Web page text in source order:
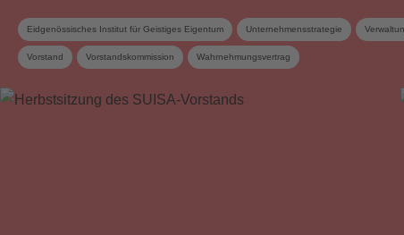
Eidgenössisches Institut für Geistiges Eigentum Unternehmensstrategie
Vorstand Vorstandskommission Wahrnehmungsvertrag